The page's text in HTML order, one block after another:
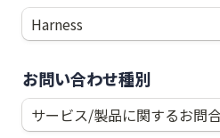
お問い合わせ種別